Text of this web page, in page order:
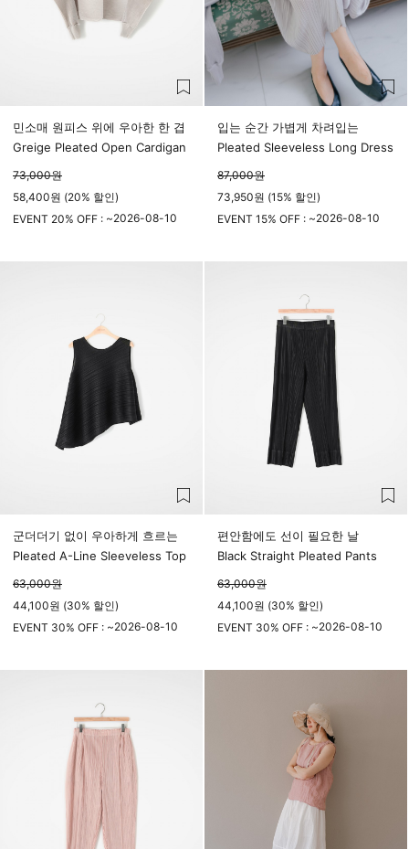
민소매 원피스 위에 우아한 한 겹
Greige Pleated Open Cardigan
73,000원
58,400원 (20% 할인)
EVENT 20% OFF : ~2026-08-10
입는 순간 가볍게 차려입는
Pleated Sleeveless Long Dress
87,000원
73,950원 (15% 할인)
EVENT 15% OFF : ~2026-08-10
군더더기 없이 우아하게 흐르는
Pleated A-Line Sleeveless Top
63,000원
44,100원 (30% 할인)
EVENT 30% OFF : ~2026-08-10
편안함에도 선이 필요한 날
Black Straight Pleated Pants
63,000원
44,100원 (30% 할인)
EVENT 30% OFF : ~2026-08-10